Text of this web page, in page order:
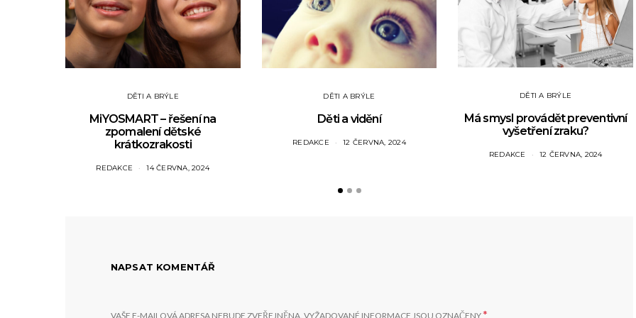
DĚTI A BRÝLE
MiYOSMART – řešení na
zpomalení dětské
krátkozrakosti
REDAKCE 14 ČERVNA, 2024
DĚTI A BRÝLE
Děti a vidění
REDAKCE 12 ČERVNA, 2024
DĚTI A BRÝLE
Má smysl provádět preventivní
vyšetření zraku?
REDAKCE 12 ČERVNA, 2024
NAPSAT KOMENTÁŘ
VAŠE E-MAILOVÁ ADRESA NEBUDE ZVEŘEJNĚNA. VYŽADOVANÉ INFORMACE JSOU OZNAČENY*